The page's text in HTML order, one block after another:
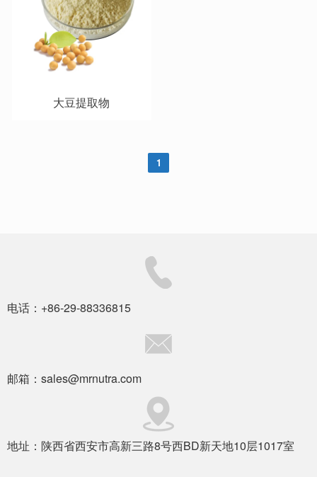
大豆提取物
1
电话：+86-29-88336815
邮箱：sales@mrnutra.com
地址：陕西省西安市高新三路8号西BD新天地10层1017室